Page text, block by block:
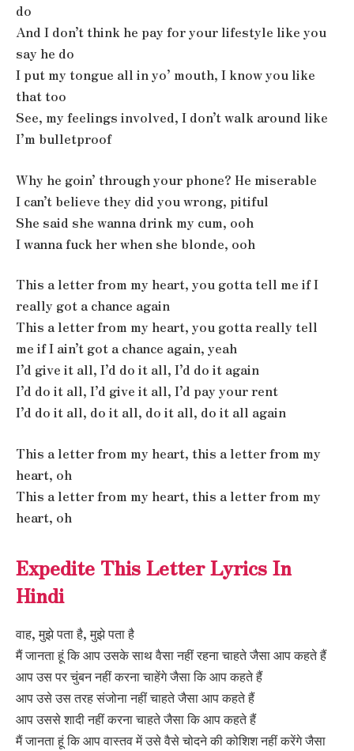
do
And I don’t think he pay for your lifestyle like you
say he do
I put my tongue all in yo’ mouth, I know you like
that too
See, my feelings involved, I don’t walk around like
I’m bulletproof
Why he goin’ through your phone? He miserable
I can’t believe they did you wrong, pitiful
She said she wanna drink my cum, ooh
I wanna fuck her when she blonde, ooh
This a letter from my heart, you gotta tell me if I
really got a chance again
This a letter from my heart, you gotta really tell
me if I ain’t got a chance again, yeah
I’d give it all, I’d do it all, I’d do it again
I’d do it all, I’d give it all, I’d pay your rent
I’d do it all, do it all, do it all, do it all again
This a letter from my heart, this a letter from my
heart, oh
This a letter from my heart, this a letter from my
heart, oh
Expedite This Letter Lyrics In
Hindi
वाह, मुझे पता है, मुझे पता है
मैं जानता हूं कि आप उसके साथ वैसा नहीं रहना चाहते जैसा आप कहते हैं
आप उस पर चुंबन नहीं करना चाहेंगे जैसा कि आप कहते हैं
आप उसे उस तरह संजोना नहीं चाहते जैसा आप कहते हैं
आप उससे शादी नहीं करना चाहते जैसा कि आप कहते हैं
मैं जानता हूं कि आप वास्तव में उसे वैसे चोदने की कोशिश नहीं करेंगे जैसा